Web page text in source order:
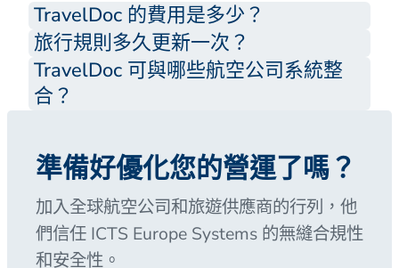
TravelDoc 的費用是多少？
旅行規則多久更新一次？
TravelDoc 可與哪些航空公司系統整
合？
準備好優化您的營運了嗎？
加入全球航空公司和旅遊供應商的行列，他
們信任 ICTS Europe Systems 的無縫合規性
和安全性。